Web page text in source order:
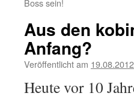
Boss sein!
Aus den
Anfang?
Veröffentlicht am 19.08.2012
Heute vor 10